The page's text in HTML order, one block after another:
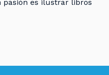
pasión es ilustrar libros